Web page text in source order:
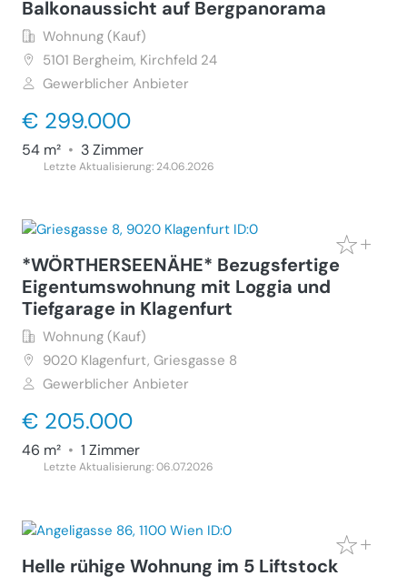
Balkonaussicht auf Bergpanorama
Wohnung (Kauf)
5101 Bergheim, Kirchfeld 24
Gewerblicher Anbieter
€ 299.000
54 m² • 3 Zimmer
Letzte Aktualisierung: 24.06.2026
*WÖRTHERSEENÄHE* Bezugsfertige
Eigentumswohnung mit Loggia und
Tiefgarage in Klagenfurt
Wohnung (Kauf)
9020 Klagenfurt, Griesgasse 8
Gewerblicher Anbieter
€ 205.000
46 m² • 1 Zimmer
Letzte Aktualisierung: 06.07.2026
Helle rühige Wohnung im 5 Liftstock